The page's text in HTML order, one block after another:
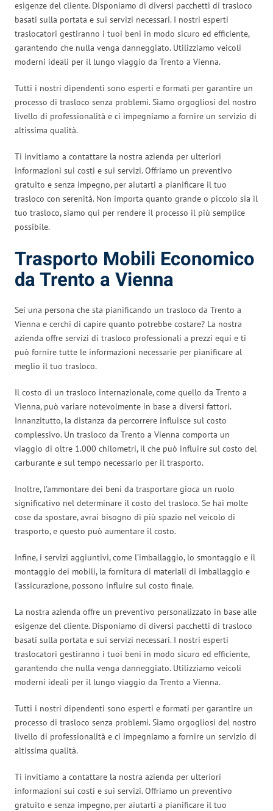
esigenze del cliente. Disponiamo di diversi pacchetti di trasloco
basati sulla portata e sui servizi necessari. I nostri esperti
traslocatori gestiranno i tuoi beni in modo sicuro ed efficiente,
garantendo che nulla venga danneggiato. Utilizziamo veicoli
moderni ideali per il lungo viaggio da Trento a Vienna.
Tutti i nostri dipendenti sono esperti e formati per garantire un
processo di trasloco senza problemi. Siamo orgogliosi del nostro
livello di professionalità e ci impegniamo a fornire un servizio di
altissima qualità.
Ti invitiamo a contattare la nostra azienda per ulteriori
informazioni sui costi e sui servizi. Offriamo un preventivo
gratuito e senza impegno, per aiutarti a pianificare il tuo
trasloco con serenità. Non importa quanto grande o piccolo sia il
tuo trasloco, siamo qui per rendere il processo il più semplice
possibile.
Trasporto Mobili Economico
da Trento a Vienna
Sei una persona che sta pianificando un trasloco da Trento a
Vienna e cerchi di capire quanto potrebbe costare? La nostra
azienda offre servizi di trasloco professionali a prezzi equi e ti
può fornire tutte le informazioni necessarie per pianificare al
meglio il tuo trasloco.
Il costo di un trasloco internazionale, come quello da Trento a
Vienna, può variare notevolmente in base a diversi fattori.
Innanzitutto, la distanza da percorrere influisce sul costo
complessivo. Un trasloco da Trento a Vienna comporta un
viaggio di oltre 1.000 chilometri, il che può influire sul costo del
carburante e sul tempo necessario per il trasporto.
Inoltre, l’ammontare dei beni da trasportare gioca un ruolo
significativo nel determinare il costo del trasloco. Se hai molte
cose da spostare, avrai bisogno di più spazio nel veicolo di
trasporto, e questo può aumentare il costo.
Infine, i servizi aggiuntivi, come l’imballaggio, lo smontaggio e il
montaggio dei mobili, la fornitura di materiali di imballaggio e
l’assicurazione, possono influire sul costo finale.
La nostra azienda offre un preventivo personalizzato in base alle
esigenze del cliente. Disponiamo di diversi pacchetti di trasloco
basati sulla portata e sui servizi necessari. I nostri esperti
traslocatori gestiranno i tuoi beni in modo sicuro ed efficiente,
garantendo che nulla venga danneggiato. Utilizziamo veicoli
moderni ideali per il lungo viaggio da Trento a Vienna.
Tutti i nostri dipendenti sono esperti e formati per garantire un
processo di trasloco senza problemi. Siamo orgogliosi del nostro
livello di professionalità e ci impegniamo a fornire un servizio di
altissima qualità.
Ti invitiamo a contattare la nostra azienda per ulteriori
informazioni sui costi e sui servizi. Offriamo un preventivo
gratuito e senza impegno, per aiutarti a pianificare il tuo